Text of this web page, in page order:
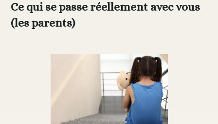
Ce qui se passe réellement avec vous
(les parents)